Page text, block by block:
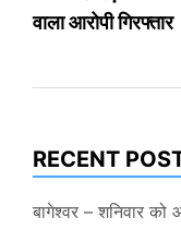
वाला आरोपी गिरफ्तार
RECENT
बागेश्वर – शनिवार को